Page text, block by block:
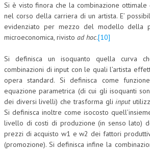
Si è visto finora che la combinazione
nel corso della carriera di un artista. E’
evidenziato per mezzo del modello della
microeconomica, rivisto ad hoc.[10]
Si definisca un isoquanto quella curva
combinazioni di input con le quali l’artista
opera standard. Si definisca come
equazione parametrica (di cui gli isoquanti
dei diversi livelli) che trasforma gliinput
Si definisca inoltre come isocosto
livello di costi di produzione (in senso lato)
prezzi di acquisto w1 e w2 dei fattori
(promozione). Si definisca infine la